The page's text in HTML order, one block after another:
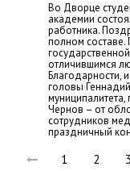
Во Дворце
академии
работника.
полном составе.
отличившимся
Благодарности,
головы
Чернов – от
сотрудников
праздничный
1 2 3